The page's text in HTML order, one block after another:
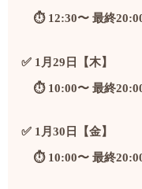
⏱️ 12:30〜 最終
✅ 1月29日【木】
⏱️ 10:00〜 最終
✅ 1月30日【金】
⏱️ 10:00〜 最終